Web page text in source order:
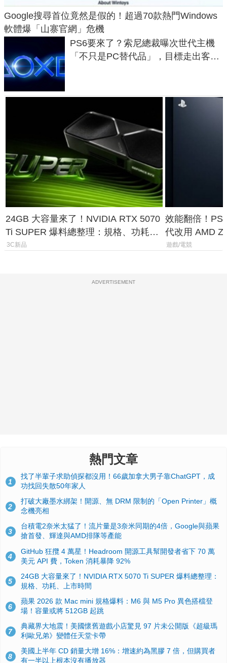
Google搜尋首位竟然是假的！超過70款熱門Windows
軟體爆「山寨官網」危機
PS6要來了？索尼總裁曝次世代主機
「不只是PC替代品」，目標走出客
24GB 大容量來了！NVIDIA RTX 5070
Ti SUPER 爆料總整理：規格、功耗、
上市時間
3C新品
效能翻倍！
代改用 AMD
120fps 與全光
遊戲/電競
ADVERTISEMENT
熱門文章
1
找了半輩子求助偵探都沒用！66歲加拿大男子靠ChatGPT，成
功找回失散50年家人
2
打破大廠墨水綁架！開源、無 DRM 限制的「Open Printer」概
念機亮相
3
台積電2奈米太猛了！流片量是3奈米同期的4倍，Google與蘋果
搶首發、輝達與AMD排隊等產能
4
GitHub 狂攬 4 萬星！Headroom 開源工具幫開發者省下 70 萬
美元 API 費，Token 消耗暴降 92%
5
24GB 大容量來了！NVIDIA RTX 5070 Ti SUPER 爆料總整理：
規格、功耗、上市時間
6
蘋果 2026 款 Mac mini 規格爆料：M6 與 M5 Pro 異色搭檔登
場！容量或將 512GB 起跳
7
典藏界大地震！美國懷舊遊戲小店驚見 97 片未公開版《超級瑪
利歐兄弟》變體任天堂卡帶
8
美國上半年 CD 銷量大增 16%：增速約為黑膠 7 倍，但購買者
有一半以上根本沒有播放器